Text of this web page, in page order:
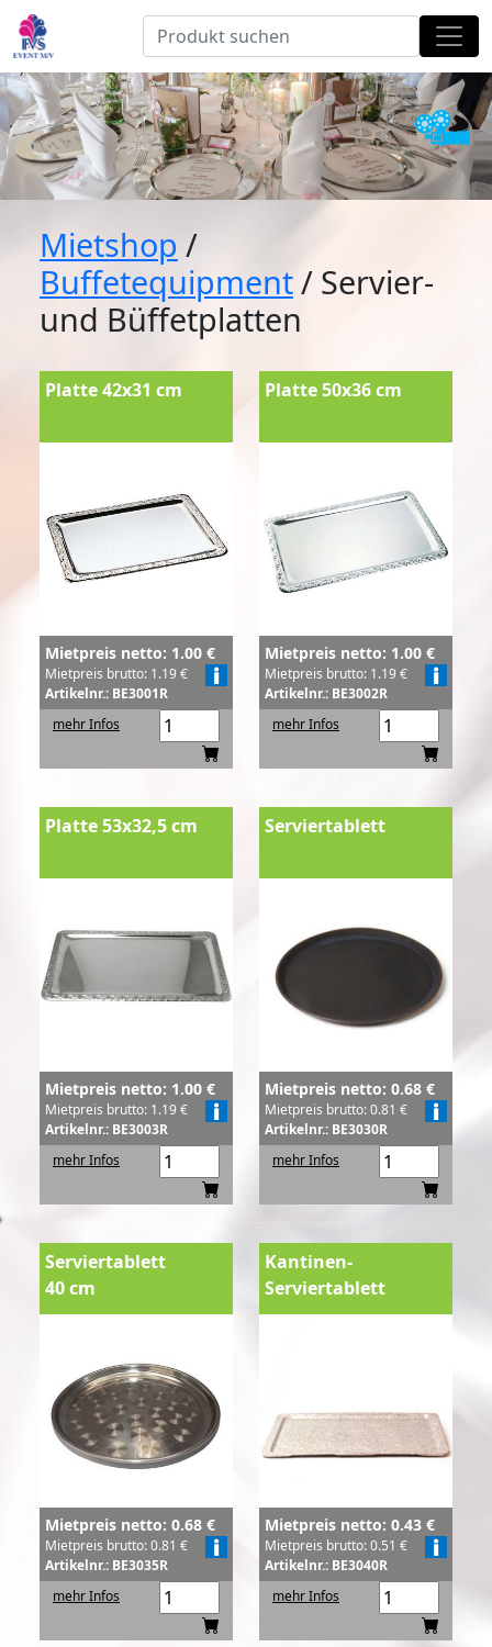
Mietshop /
Buffetequipment/ Servier-
und Büffetplatten
Platte 42x31 cm
Mietpreis netto: 1.00 €
Mietpreis brutto: 1.19 €
Artikelnr.: BE3001R
mehr Infos
Platte 50x36 cm
Mietpreis netto: 1.00 €
Mietpreis brutto: 1.19 €
Artikelnr.: BE3002R
mehr Infos
Platte 53x32,5 cm
Mietpreis netto: 1.00 €
Mietpreis brutto: 1.19 €
Artikelnr.: BE3003R
mehr Infos
Serviertablett
Mietpreis netto: 0.68 €
Mietpreis brutto: 0.81 €
Artikelnr.: BE3030R
mehr Infos
Serviertablett
40 cm
Mietpreis netto: 0.68 €
Mietpreis brutto: 0.81 €
Artikelnr.: BE3035R
mehr Infos
Kantinen-
Serviertablett
Mietpreis netto: 0.43 €
Mietpreis brutto: 0.51 €
Artikelnr.: BE3040R
mehr Infos